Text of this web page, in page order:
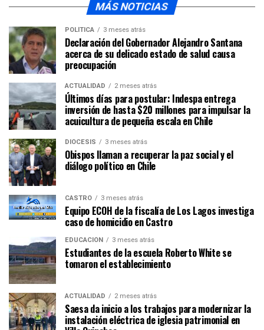
MÁS NOTICIAS
POLÍTICA 3 meses atrás
Declaración del Gobernador Alejandro Santana
acerca de su delicado estado de salud causa
preocupación
ACTUALIDAD 2 meses atrás
Últimos días para postular: Indespa entrega
inversión de hasta $20 millones para impulsar la
acuicultura de pequeña escala en Chile
DIÓCESIS 3 meses atrás
Obispos llaman a recuperar la paz social y el
diálogo político en Chile
CASTRO 3 meses atrás
Equipo ECOH de la fiscalía de Los Lagos investiga
caso de homicidio en Castro
EDUCACIÓN 3 meses atrás
Estudiantes de la escuela Roberto White se
tomaron el establecimiento
ACTUALIDAD 2 meses atrás
Saesa da inicio a los trabajos para modernizar la
instalación eléctrica de iglesia patrimonial en